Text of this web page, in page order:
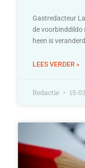
Gastredacteur
de voorbinddildo
heen is
LEES VERDER »
Redactie 15-